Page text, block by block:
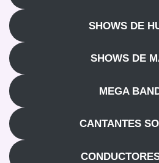
SHOWS DE
SHOWS DE
MEGA
CANTANTES